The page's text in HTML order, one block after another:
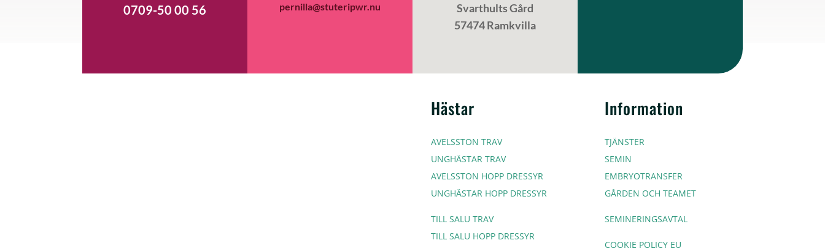
0709-50 00 56
pernilla@stuteripwr.nu
Svarthults Gård
57474 Ramkvilla
Hästar
AVELSSTON TRAV
UNGHÄSTAR TRAV
AVELSSTON HOPP DRESSYR
UNGHÄSTAR HOPP DRESSYR
TILL SALU TRAV
TILL SALU HOPP DRESSYR
Information
TJÄNSTER
SEMIN
EMBRYOTRANSFER
GÅRDEN OCH TEAMET
SEMINERINGSAVTAL
COOKIE POLICY EU